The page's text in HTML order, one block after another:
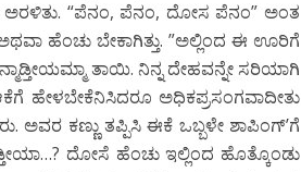
“ಪೆನಂ, ಪೆನಂ, ದೋಸ ಪೆನಂ” ಅಂತ
ಹೆಂಚು ಬೇಕಾಗಿತ್ತು. ”ಅಲ್ಲಿಂದ ಈ ಊರಿಗೆ
ತಾಯಿ. ನಿನ್ನ ದೇಹವನ್ನೇ ಸರಿಯಾಗಿ
ಆಕೆಗೆ ಹೇಳಬೇಕೆನಿಸಿದರೂ ಅಧಿಕಪ್ರಸಂಗವಾದೀತು
ಕಣ್ಣು ತಪ್ಪಿಸಿ ಈಕೆ ಒಬ್ಬಳೇ ಶಾಪಿಂಗ್’ಗೆ
ದೋಸೆ ಹೆಂಚು ಇಲ್ಲಿಂದ ಹೊತ್ಕೊಂಡು